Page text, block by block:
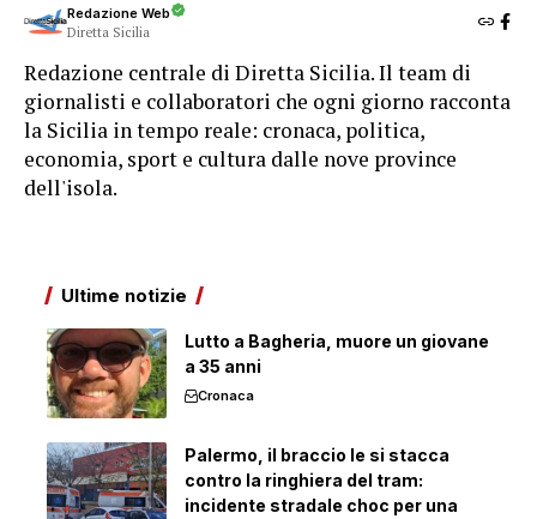
Redazione Web
Diretta Sicilia
Redazione centrale di Diretta Sicilia. Il team di
giornalisti e collaboratori che ogni giorno racconta
la Sicilia in tempo reale: cronaca, politica,
economia, sport e cultura dalle nove province
dell'isola.
Ultime notizie
Lutto a Bagheria, muore un giovane
a 35 anni
Cronaca
Palermo, il braccio le si stacca
contro la ringhiera del tram:
incidente stradale choc per una